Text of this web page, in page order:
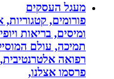
מעגל העסקים
פורומים, קטגוריות,
ומיסים, בריאות
תמיכה, עולם המוסיקה,
רפואה אלטרנטיבית,
פרסמו אצלנו,